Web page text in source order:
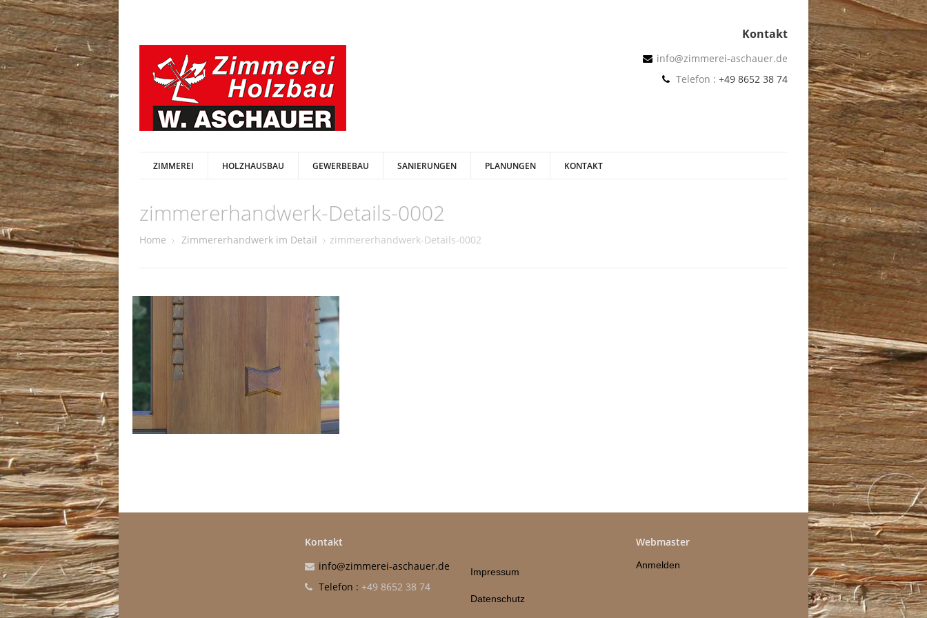
Kontakt
info@zimmerei-aschauer.de
Telefon : +49 8652 38 74
ZIMMEREI HOLZHAUSBAU GEWERBEBAU SANIERUNGEN PLANUNGEN KONTAKT
zimmererhandwerk-Details-0002
Home Zimmererhandwerk im Detail zimmererhandwerk-Details-0002
Kontakt
info@zimmerei-aschauer.de
Telefon : +49 8652 38 74
Impressum
Datenschutz
Webmaster
Anmelden